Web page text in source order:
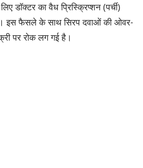
डॉक्टर का वैध प्रिस्क्रिप्शन (पर्ची)
इस फैसले के साथ सिरप दवाओं की ओवर-
पर रोक लग गई है।